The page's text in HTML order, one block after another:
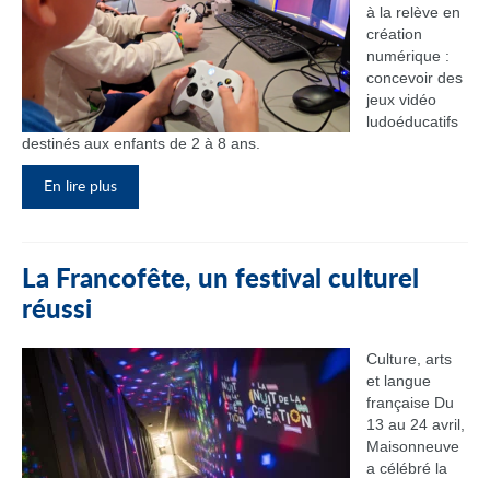
à la relève en
création
numérique :
concevoir des
jeux vidéo
ludoéducatifs
destinés aux enfants de 2 à 8 ans.
En lire plus
La Francofête, un festival culturel
réussi
Culture, arts
et langue
française Du
13 au 24 avril,
Maisonneuve
a célébré la